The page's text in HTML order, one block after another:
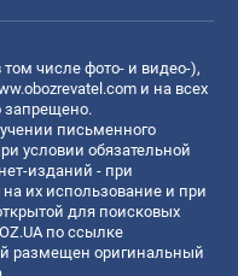
числе фото- и видео-),
и на всех
запрещено.
письменного
условии обязательной
изданий - при
их использование и при
для поисковых
по ссылке
размещен оригинальный